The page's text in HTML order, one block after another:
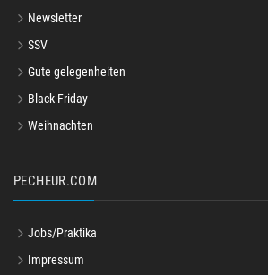
Newsletter
SSV
Gute gelegenheiten
Black Friday
Weihnachten
PECHEUR.COM
Jobs/Praktika
Impressum